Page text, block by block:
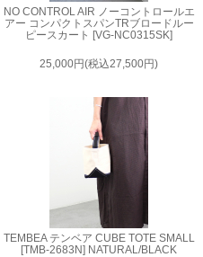
NO CONTROL AIR ノーコントロールエ
アー コンパクトスパンTRブロードルー
ピースカート [VG-NC0315SK]
25,000円(税込27,500円)
TEMBEA テンベア CUBE TOTE SMALL
[TMB-2683N] NATURAL/BLACK